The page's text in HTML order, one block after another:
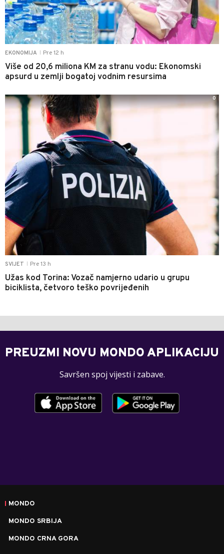
EKONOMIJA Pre 12 h
Više od 20,6 miliona KM za stranu vodu: Ekonomski
apsurd u zemlji bogatoj vodnim resursima
SVIJET Pre 13 h
Užas kod Torina: Vozač namjerno udario u grupu
biciklista, četvoro teško povrijeđenih
0
PREUZMI NOVU MONDO APLIKACIJU
Savršen spoj vijesti i zabave.
MONDO
MONDO SRBIJA
MONDO CRNA GORA